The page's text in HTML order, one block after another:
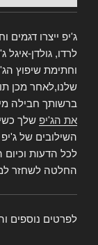
ג'יפ ייצרו דגמים
לרדו, גולדן-איגל
וחתימת שיפוץ
שלנו,לאחר מכן
ברשותך חבילה
את הג'יפ שלך
השילובים של
לכל הדעות
החלטה לשחזר
לפרטים נוספים